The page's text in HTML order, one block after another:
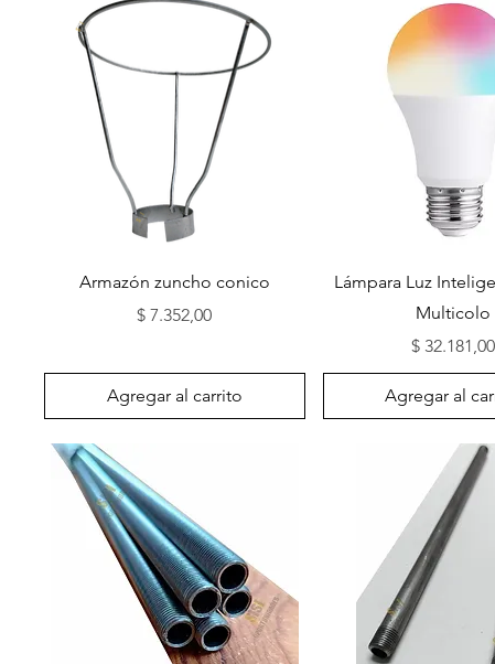
Vista rápida
Armazón zuncho conico
Precio
$ 7.352,00
Agregar al carrito
Vista rápida
Lámpara Luz
Multicolo
Precio
$ 32.181,00
Agregar al